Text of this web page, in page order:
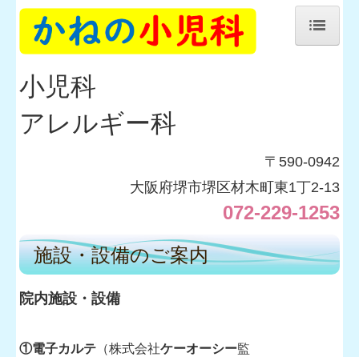
医師の紹介
当院について
小児科
アレルギー科
〒590‐0942
大阪府堺市堺区材木町東1丁2-13
072-229-1253
施設・設備のご案内
院内施設・設備
①電子カルテ （株式会社ケーオーシー監